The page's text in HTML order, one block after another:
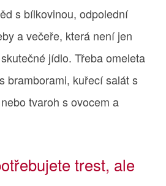
s bílkovinou, odpolední
a večeře, která není jen
jídlo. Třeba omeleta
bramborami, kuřecí salát s
tvaroh s ovocem a
trest, ale